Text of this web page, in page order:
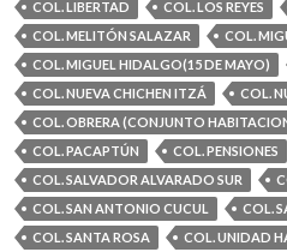
COL. LIBERTAD
COL. LOS REYES
COL. MELITÓN SALAZAR
COL.
COL. MIGUEL HIDALGO(15 DE MAYO)
COL. NUEVA CHICHEN ITZÁ
COL.
COL. OBRERA (CONJUNTO
COL. PACAPTÚN
COL. PENSIONES
COL. SALVADOR ALVARADO SUR
COL. SAN ANTONIO CUCUL
COL.
COL. SANTA ROSA
COL. UNIDAD